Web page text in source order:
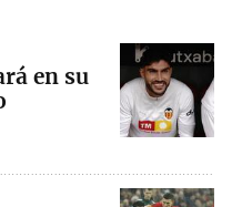
en su